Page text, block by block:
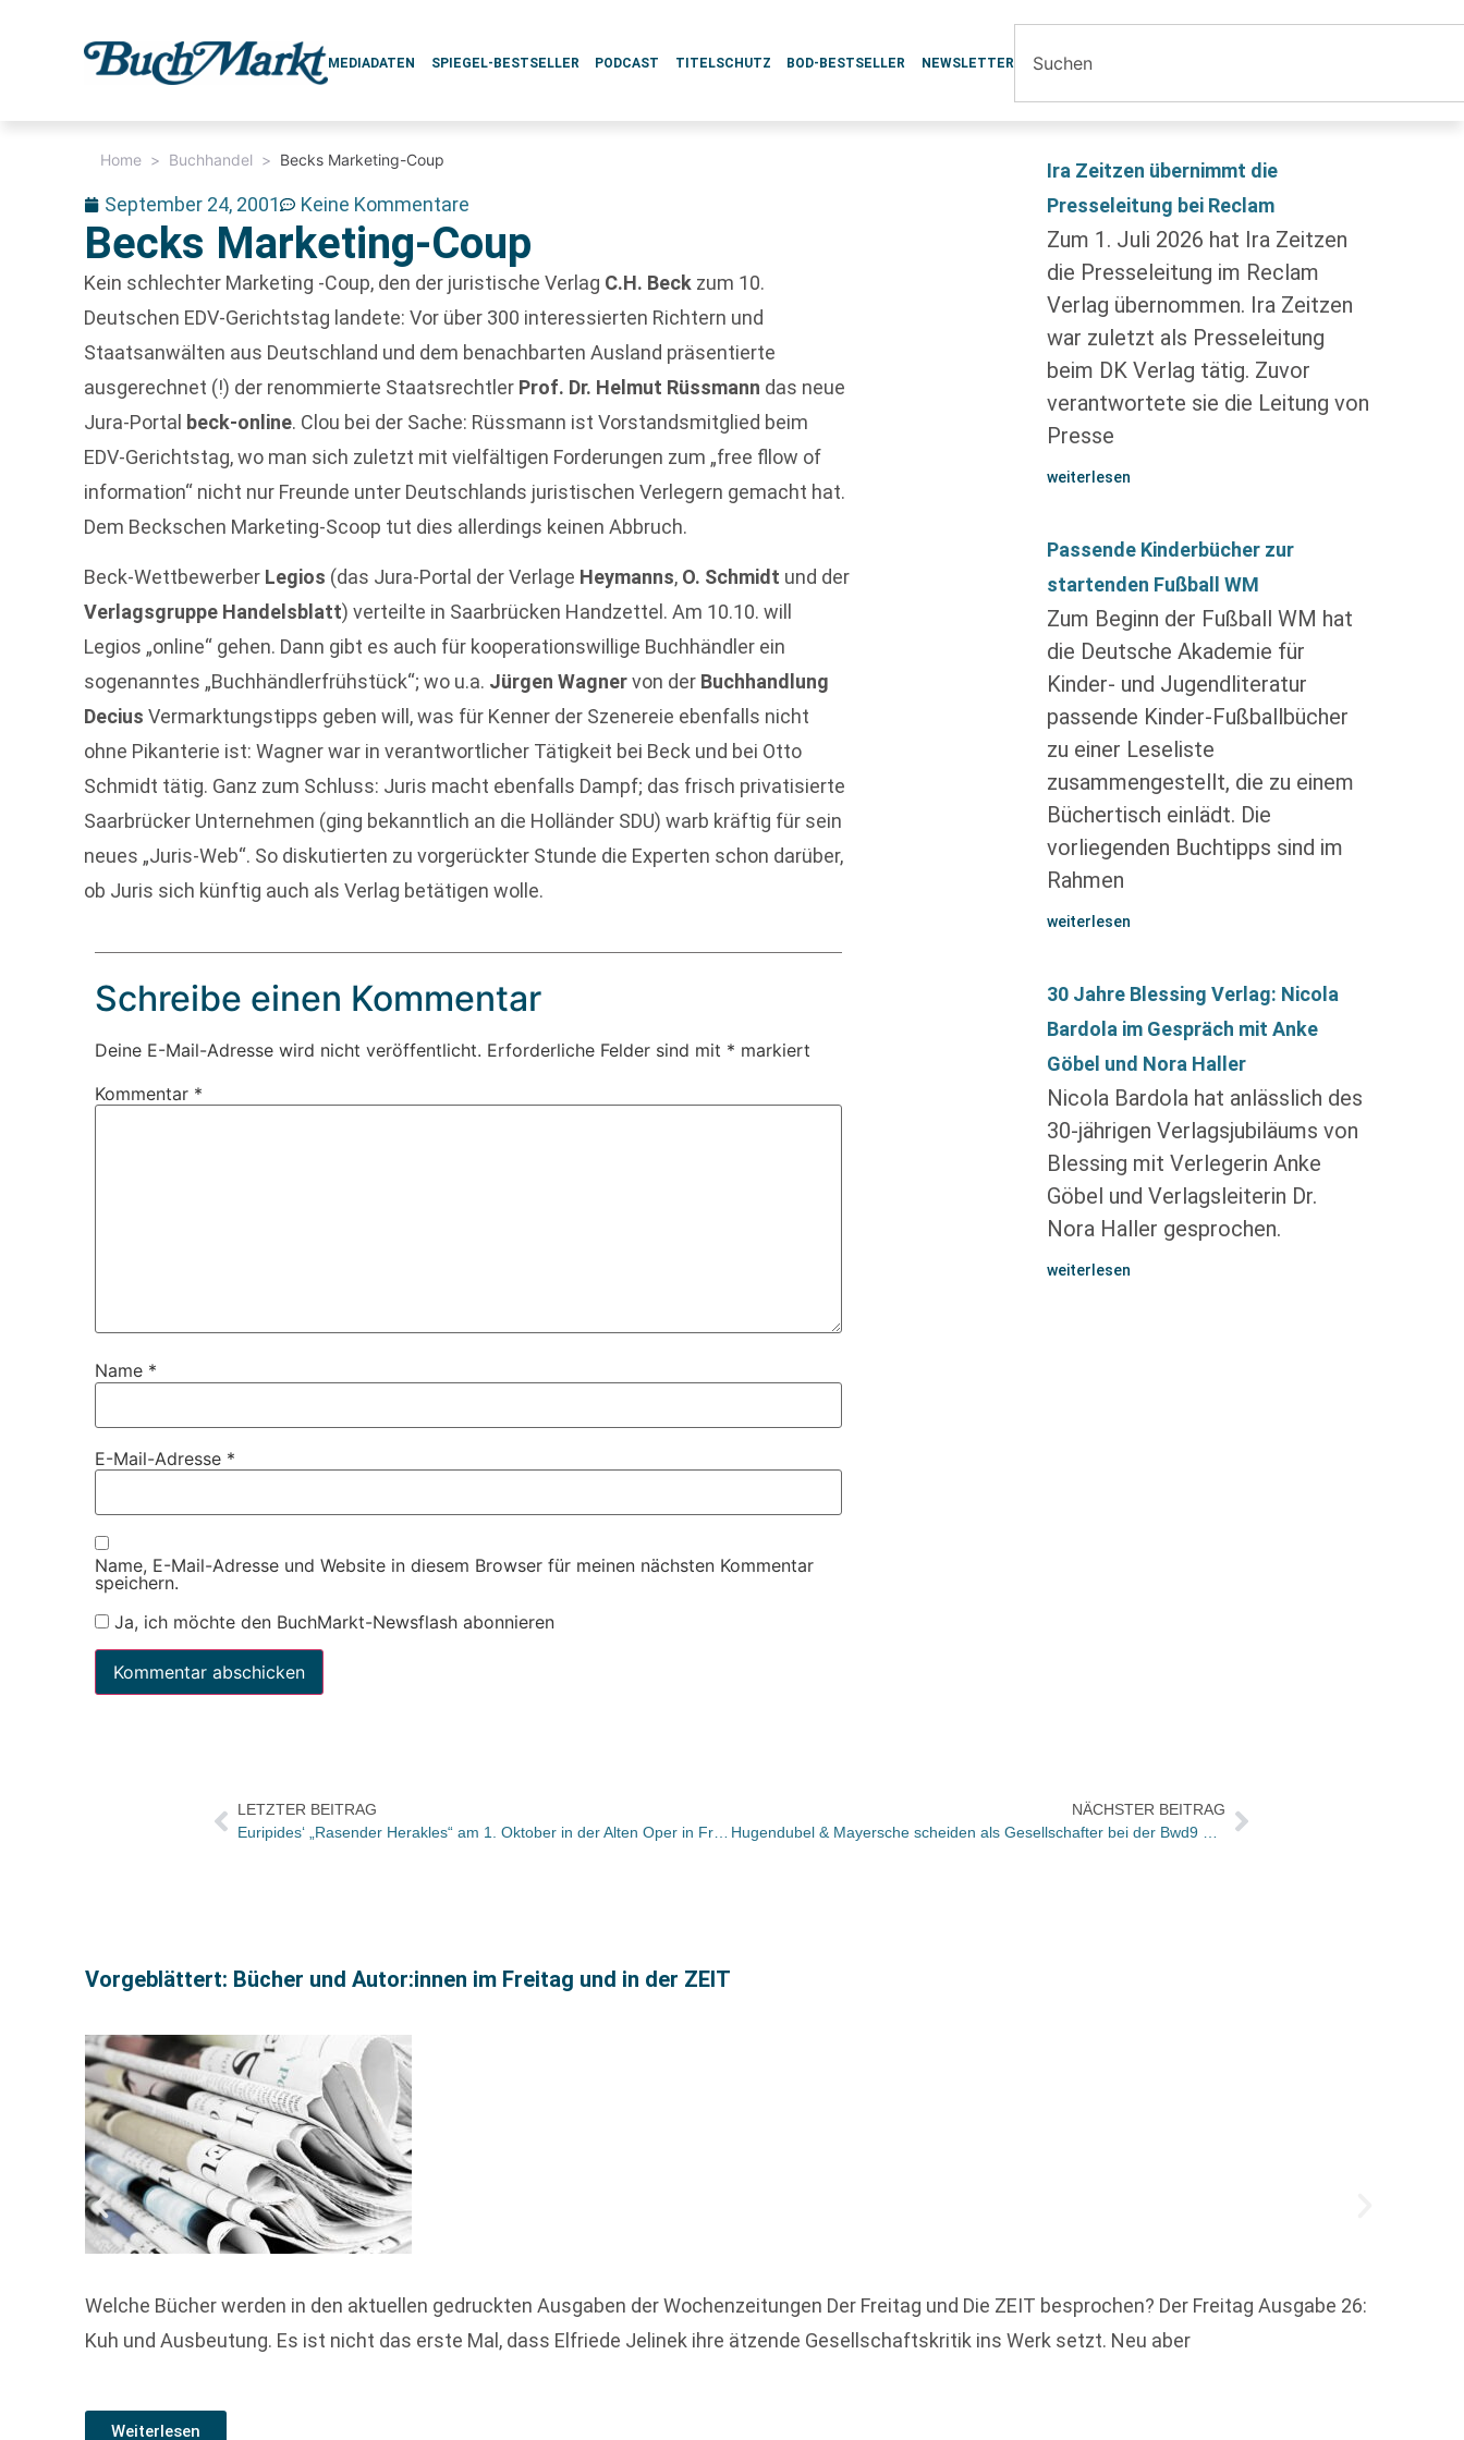
MEDIADATEN SPIEGEL-BESTSELLER PODCAST TITELSCHUTZ BOD-BESTSELLER NEWSLETTER
Home > Buchhandel > Becks Marketing-Coup
September 24, 2001 Keine Kommentare
Becks Marketing-Coup
Kein schlechter Marketing -Coup, den der juristische Verlag C.H. Beck zum 10.
Deutschen EDV-Gerichtstag landete: Vor über 300 interessierten Richtern und
Staatsanwälten aus Deutschland und dem benachbarten Ausland präsentierte
ausgerechnet (!) der renommierte Staatsrechtler Prof. Dr. Helmut Rüssmann das neue
Jura-Portal beck-online. Clou bei der Sache: Rüssmann ist Vorstandsmitglied beim
EDV-Gerichtstag, wo man sich zuletzt mit vielfältigen Forderungen zum „free fllow of
information“ nicht nur Freunde unter Deutschlands juristischen Verlegern gemacht hat.
Dem Beckschen Marketing-Scoop tut dies allerdings keinen Abbruch.
Beck-Wettbewerber Legios (das Jura-Portal der Verlage Heymanns, O. Schmidt und der
Verlagsgruppe Handelsblatt) verteilte in Saarbrücken Handzettel. Am 10.10. will
Legios „online“ gehen. Dann gibt es auch für kooperationswillige Buchhändler ein
sogenanntes „Buchhändlerfrühstück“; wo u.a. Jürgen Wagnervon der Buchhandlung
Decius Vermarktungstipps geben will, was für Kenner der Szenereie ebenfalls nicht
ohne Pikanterie ist: Wagner war in verantwortlicher Tätigkeit bei Beck und bei Otto
Schmidt tätig. Ganz zum Schluss: Juris macht ebenfalls Dampf; das frisch privatisierte
Saarbrücker Unternehmen (ging bekanntlich an die Holländer SDU) warb kräftig für sein
neues „Juris-Web“. So diskutierten zu vorgerückter Stunde die Experten schon darüber,
ob Juris sich künftig auch als Verlag betätigen wolle.
Schreibe einen Kommentar
Deine E-Mail-Adresse wird nicht veröffentlicht. Erforderliche Felder sind mit * markiert
Kommentar *
Name *
E-Mail-Adresse *
Name, E-Mail-Adresse und Website in diesem Browser für meinen nächsten Kommentar
speichern.
Ja, ich möchte den BuchMarkt-Newsflash abonnieren
Ira Zeitzen übernimmt die
Presseleitung bei Reclam
Zum 1. Juli 2026 hat Ira Zeitzen
die Presseleitung im Reclam
Verlag übernommen. Ira Zeitzen
war zuletzt als Presseleitung
beim DK Verlag tätig. Zuvor
verantwortete sie die Leitung von
Presse
weiterlesen
Passende Kinderbücher zur
startenden Fußball WM
Zum Beginn der Fußball WM hat
die Deutsche Akademie für
Kinder- und Jugendliteratur
passende Kinder-Fußballbücher
zu einer Leseliste
zusammengestellt, die zu einem
Büchertisch einlädt. Die
vorliegenden Buchtipps sind im
Rahmen
weiterlesen
30 Jahre Blessing Verlag: Nicola
Bardola im Gespräch mit Anke
Göbel und Nora Haller
Nicola Bardola hat anlässlich des
30-jährigen Verlagsjubiläums von
Blessing mit Verlegerin Anke
Göbel und Verlagsleiterin Dr.
Nora Haller gesprochen.
weiterlesen
LETZTER BEITRAG
NÄCHSTER BEITRAG
Vorgeblättert: Bücher und Autor:innen im Freitag und in der ZEIT
Welche Bücher werden in den aktuellen gedruckten Ausgaben der Wochenzeitungen Der Freitag und Die ZEIT besprochen? Der Freitag Ausgabe 26:
Kuh und Ausbeutung. Es ist nicht das erste Mal, dass Elfriede Jelinek ihre ätzende Gesellschaftskritik ins Werk setzt. Neu aber
Weiterlesen